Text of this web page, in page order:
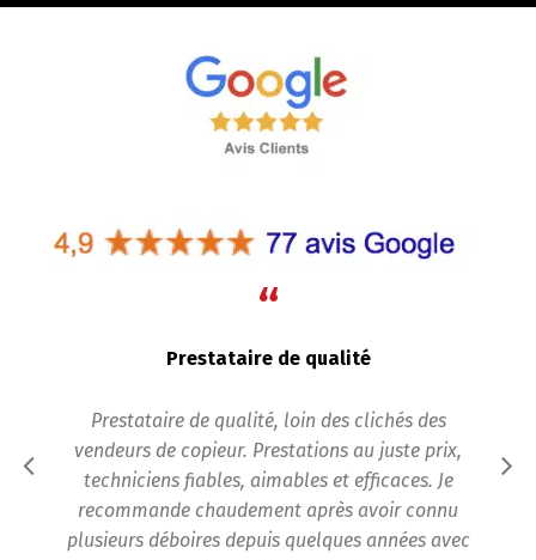
“
Prestataire de qualité
Prestataire de qualité, loin des clichés des
vendeurs de copieur. Prestations au juste prix,
techniciens fiables, aimables et efficaces. Je
recommande chaudement après avoir connu
plusieurs déboires depuis quelques années avec